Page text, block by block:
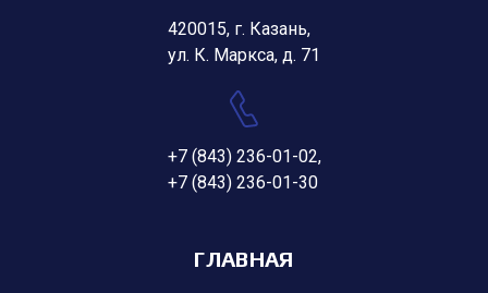
420015, г. Казань,
ул. К. Маркса, д. 71
+7 (843) 236-01-02,
+7 (843) 236-01-30
ГЛАВНАЯ